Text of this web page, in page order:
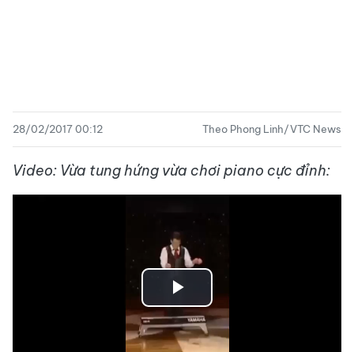
28/02/2017 00:12 Theo Phong Linh/VTC News
Video: Vừa tung hứng vừa chơi piano cực đỉnh:
Play
Video